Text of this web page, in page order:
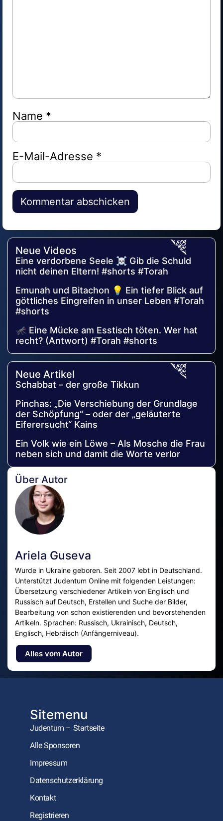
Name *
E-Mail-Adresse *
Alternative:
Neue Videos
Eine verdorbene Seele ☠️ Gib die Schuld
nicht deinen Eltern! #shorts #Torah
Emunah und Bitachon 💡 Ein tiefer Blick auf
göttliches Eingreifen in unser Leben #Torah
#shorts
🦟 Eine Mücke am Esstisch töten. Wer hat
recht? (Antwort) #Torah #shorts
Neue Artikel
Schabbat – der große Tikkun
Pinchas: „Die Verschiebung der Grundlage
der Schöpfung“ – oder der „geläuterte
Eiferersucht“ Kains
Ein Volk wie ein Löwe – Als Mosche die Frau
neben sich und damit die Worte verlor
Über Autor
Ariela Guseva
Wurde in Ukraine geboren. Seit 2007 lebt in Deutschland.
Unterstützt Judentum Online mit folgenden Leistungen:
Übersetzung verschiedener Artikeln von Englisch und
Russisch auf Deutsch, Erstellen und Suche der Bilder,
Bearbeitung von schon existierenden und bevorstehenden
Artikeln. Sprachen: Russisch, Ukrainisch, Deutsch,
Englisch, Hebräisch (Anfängerniveau).
Alles vom Autor
Sitemenu
Judentum – Startseite
Alle Sponsoren
Impressum
Datenschutzerklärung
Kontakt
Registrieren